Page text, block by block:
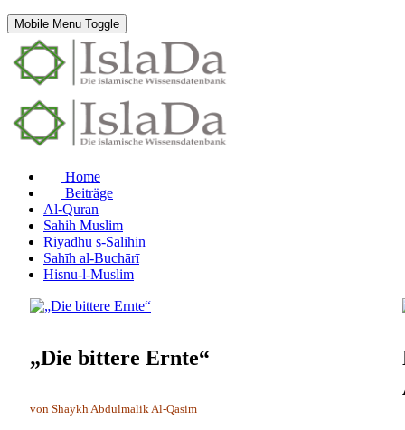
Mobile Menu Toggle
Home
Beiträge
Al-Quran
Sahih Muslim
Riyadhu s-Salihin
Sahīh al-Buchārī
Hisnu-l-Muslim
„Die bittere Ernte“
von Shaykh Abdulmalik Al-Qasim